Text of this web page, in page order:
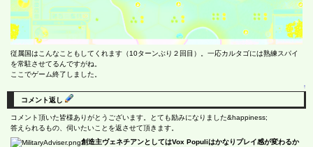
従属国はこんなこともしてくれます（10ターンぶり２回目）。一応カルタゴには熟練スパイ
を常駐させてるんですがね。
ここでゲーム終了しました。
↑
コメント返し
コメント頂いた皆様ありがとうございます。とても励みになりました&happiness;
答えられるもの、伺いたいことを返させて頂きます。
創造主ヴェネチアンとしてはVox Populiはかなりプレイ感が変わるか